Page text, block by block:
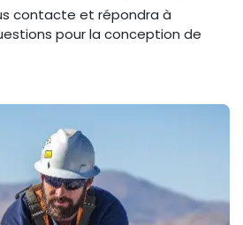
contacte et répondra à
pour la conception de